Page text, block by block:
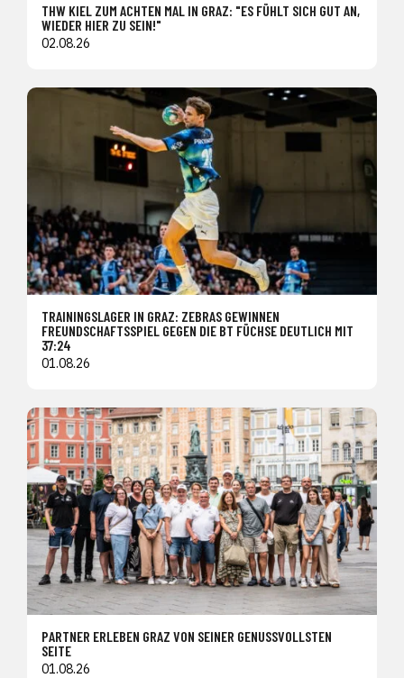
THW KIEL ZUM ACHTEN MAL IN GRAZ: "ES FÜHLT SICH GUT AN,
WIEDER HIER ZU SEIN!"
02.08.26
TRAININGSLAGER IN GRAZ: ZEBRAS GEWINNEN
FREUNDSCHAFTSSPIEL GEGEN DIE BT FÜCHSE DEUTLICH MIT
37:24
01.08.26
PARTNER ERLEBEN GRAZ VON SEINER GENUSSVOLLSTEN
SEITE
01.08.26